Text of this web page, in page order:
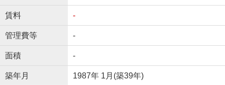
賃料 -
管理費等 -
面積 -
築年月 1987年 1月(築39年)